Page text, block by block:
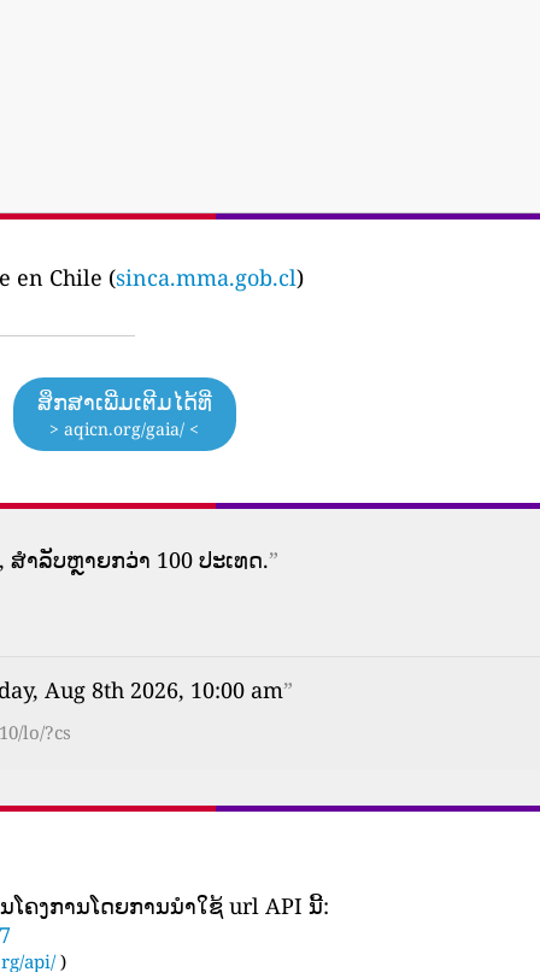
en Chile (sinca.mma.gob.cl)
ສຶກສາເພີ່ມເຕີມໄດ້ທີ່
> aqicn.org/gaia/ <
າລັບຫຼາຍກວ່າ 100 ປະເທດ.”
Aug 8th 2026, 10:00 am”
lo/?cs
ຄງ​ການ​ໂດຍ​ການ​ນໍາ​ໃຊ້ url API ນີ້​:
api/ )